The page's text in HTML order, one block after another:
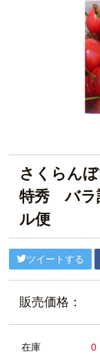
さくらん
特秀 バ
ル便
ツイートする
販売価格：
在庫 0